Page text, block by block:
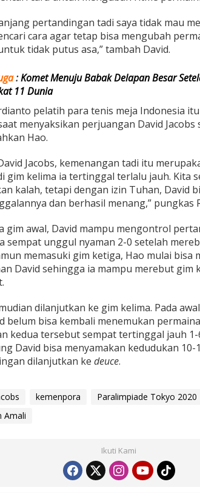
pertandingan tadi saya tidak mau
cara agar tetap bisa mengubah
tidak putus asa,” tambah David.
:Komet Menuju Babak Delapan Besar
11 Dunia
pelatih para tenis meja Indonesia
menyaksikan perjuangan David Jacobs
Hao.
Jacobs, kemenangan tadi itu
gim kelima ia tertinggal terlalu jauh. Kita
kalah, tetapi dengan izin Tuhan, David
dan berhasil menang,” pungkas
gim awal, David mampu mengontrol
sempat unggul nyaman 2-0 setelah
memasuki gim ketiga, Hao mulai bisa
David sehingga ia mampu merebut gim
dilanjutkan ke gim kelima. Pada
belum bisa kembali menemukan
kedua tersebut sempat tertinggal jauh 1-
David bisa menyamakan kedudukan 10-
dilanjutkan ke deuce.
kemenpora
Paralimpiade Tokyo 2020
Amali
Ikuti Kami